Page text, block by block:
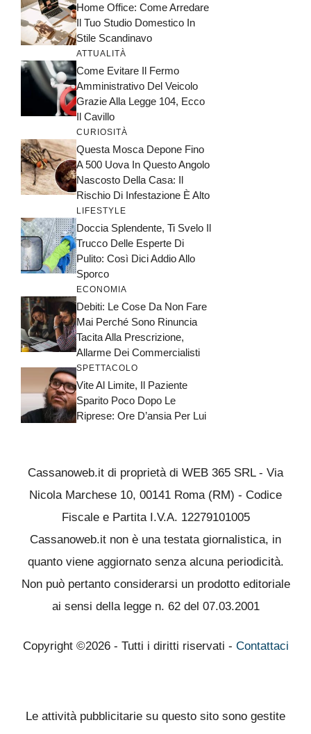
Home Office: Come Arredare
Il Tuo Studio Domestico In
Stile Scandinavo
ATTUALITÀ
Come Evitare Il Fermo
Amministrativo Del Veicolo
Grazie Alla Legge 104, Ecco
Il Cavillo
CURIOSITÀ
Questa Mosca Depone Fino
A 500 Uova In Questo Angolo
Nascosto Della Casa: Il
Rischio Di Infestazione È Alto
LIFESTYLE
Doccia Splendente, Ti Svelo Il
Trucco Delle Esperte Di
Pulito: Così Dici Addio Allo
Sporco
ECONOMIA
Debiti: Le Cose Da Non Fare
Mai Perché Sono Rinuncia
Tacita Alla Prescrizione,
Allarme Dei Commercialisti
SPETTACOLO
Vite Al Limite, Il Paziente
Sparito Poco Dopo Le
Riprese: Ore D’ansia Per Lui
Cassanoweb.it di proprietà di WEB 365 SRL - Via
Nicola Marchese 10, 00141 Roma (RM) - Codice
Fiscale e Partita I.V.A. 12279101005
Cassanoweb.it non è una testata giornalistica, in
quanto viene aggiornato senza alcuna periodicità.
Non può pertanto considerarsi un prodotto editoriale
ai sensi della legge n. 62 del 07.03.2001
Copyright ©2026 - Tutti i diritti riservati - Contattaci
Le attività pubblicitarie su questo sito sono gestite